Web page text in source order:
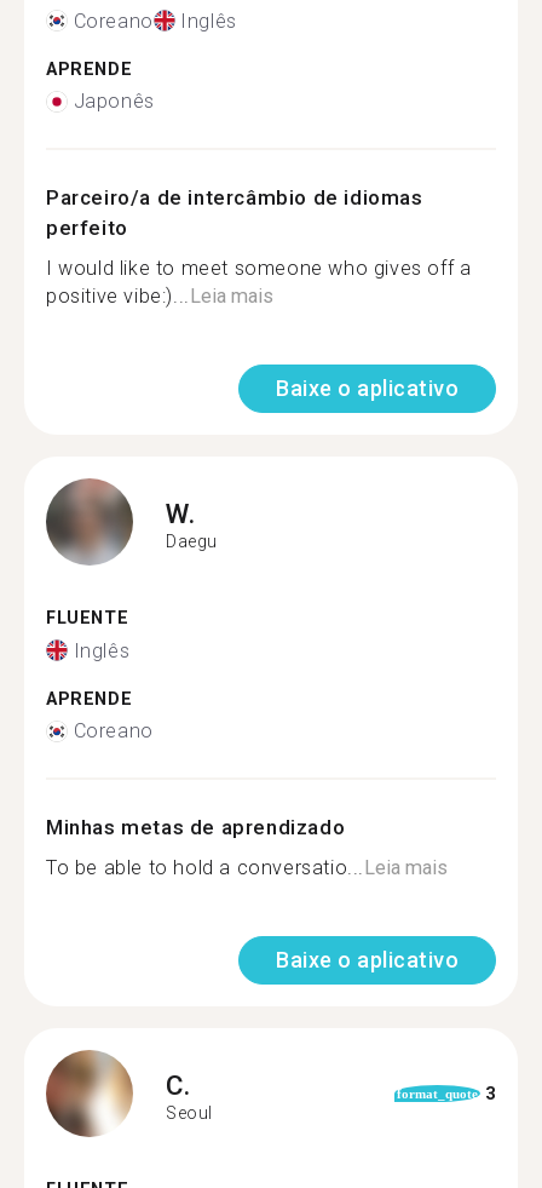
Coreano Inglês
APRENDE
Japonês
Parceiro/a de intercâmbio de idiomas
perfeito
I would like to meet someone who gives off a
positive vibe:)...Leia mais
Baixe o aplicativo
W.
Daegu
FLUENTE
Inglês
APRENDE
Coreano
Minhas metas de aprendizado
To be able to hold a conversatio...Leia mais
Baixe o aplicativo
C.
Seoul
format_quote 3